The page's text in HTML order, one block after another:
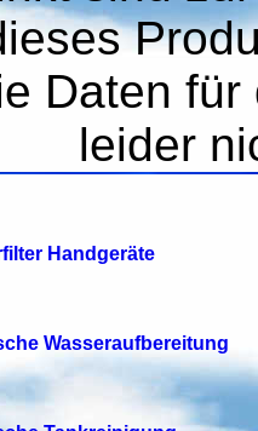
Daten
leider
Handgeräte
Wasseraufbereitung